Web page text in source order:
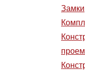
Замки